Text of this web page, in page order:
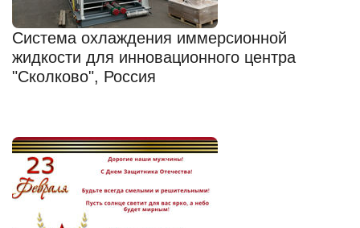
Система охлаждения иммерсионной
жидкости для инновационного центра
"Сколково", Россия